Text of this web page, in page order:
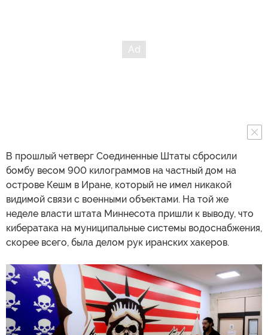
В прошлый четверг Соединенные Штаты сбросили
бомбу весом 900 килограммов на частный дом на
острове Кешм в Иране, который не имел никакой
видимой связи с военными объектами. На той же
неделе власти штата Миннесота пришли к выводу, что
кибератака на муниципальные системы водоснабжения,
скорее всего, была делом рук иранских хакеров.